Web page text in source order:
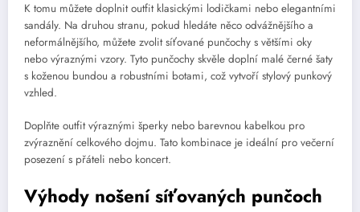
K tomu můžete doplnit outfit klasickými lodičkami nebo elegantními
sandály. Na druhou stranu, pokud hledáte něco odvážnějšího a
neformálnějšího, můžete zvolit síťované punčochy s většími oky
nebo výraznými vzory. Tyto punčochy skvěle doplní malé černé šaty
s koženou bundou a robustními botami, což vytvoří stylový punkový
vzhled.
Doplňte outfit výraznými šperky nebo barevnou kabelkou pro
zvýraznění celkového dojmu. Tato kombinace je ideální pro večerní
posezení s přáteli nebo koncert.
Výhody nošení síťovaných punčoch